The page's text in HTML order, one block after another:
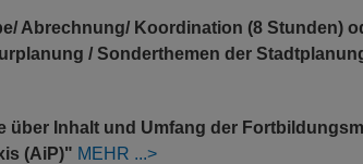
Abrechnung/ Koordination (8 Stunden)
/ Sonderthemen der
über Inhalt und Umfang der
(AiP)" MEHR